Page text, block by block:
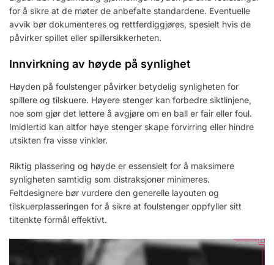
for å sikre at de møter de anbefalte standardene. Eventuelle
avvik bør dokumenteres og rettferdiggjøres, spesielt hvis de
påvirker spillet eller spillersikkerheten.
Innvirkning av høyde på synlighet
Høyden på foulstenger påvirker betydelig synligheten for
spillere og tilskuere. Høyere stenger kan forbedre siktlinjene,
noe som gjør det lettere å avgjøre om en ball er fair eller foul.
Imidlertid kan altfor høye stenger skape forvirring eller hindre
utsikten fra visse vinkler.
Riktig plassering og høyde er essensielt for å maksimere
synligheten samtidig som distraksjoner minimeres.
Feltdesignere bør vurdere den generelle layouten og
tilskuerplasseringen for å sikre at foulstenger oppfyller sitt
tiltenkte formål effektivt.